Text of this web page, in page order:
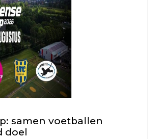
samen voetballen
doel